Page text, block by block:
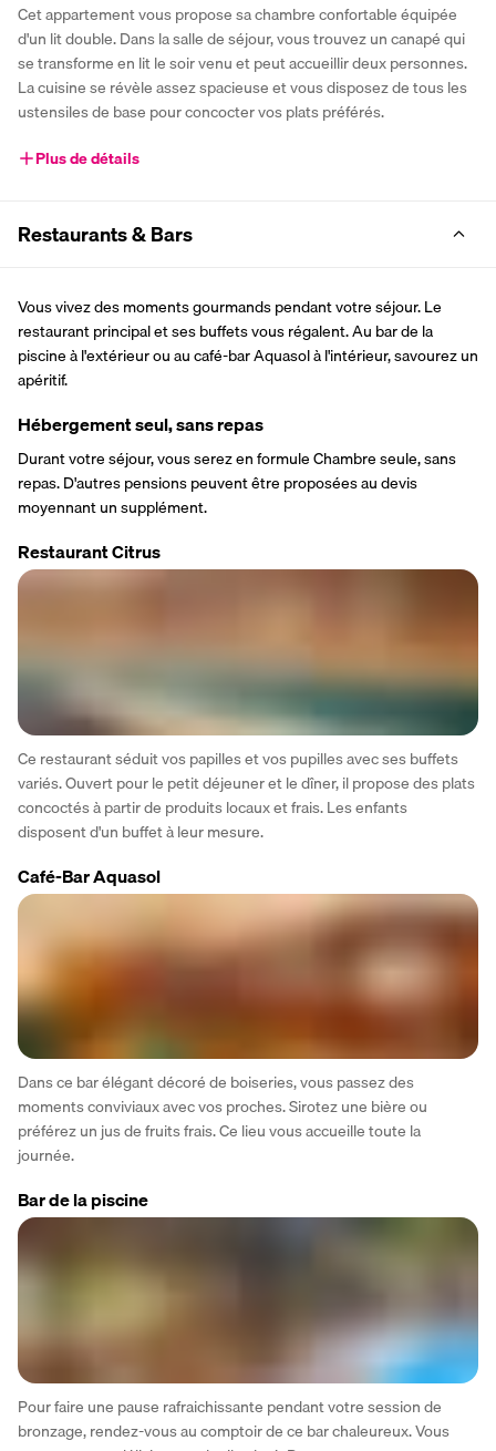
Cet appartement vous propose sa chambre confortable équipée
d'un lit double. Dans la salle de séjour, vous trouvez un canapé qui
se transforme en lit le soir venu et peut accueillir deux personnes.
La cuisine se révèle assez spacieuse et vous disposez de tous les
ustensiles de base pour concocter vos plats préférés.
Plus de détails
Restaurants & Bars
Vous vivez des moments gourmands pendant votre séjour. Le
restaurant principal et ses buffets vous régalent. Au bar de la
piscine à l'extérieur ou au café-bar Aquasol à l'intérieur, savourez un
apéritif.
Hébergement seul, sans repas
Durant votre séjour, vous serez en formule Chambre seule, sans
repas. D'autres pensions peuvent être proposées au devis
moyennant un supplément.
Restaurant Citrus
Ce restaurant séduit vos papilles et vos pupilles avec ses buffets
variés. Ouvert pour le petit déjeuner et le dîner, il propose des plats
concoctés à partir de produits locaux et frais. Les enfants
disposent d'un buffet à leur mesure.
Café-Bar Aquasol
Dans ce bar élégant décoré de boiseries, vous passez des
moments conviviaux avec vos proches. Sirotez une bière ou
préférez un jus de fruits frais. Ce lieu vous accueille toute la
journée.
Bar de la piscine
Pour faire une pause rafraichissante pendant votre session de
bronzage, rendez-vous au comptoir de ce bar chaleureux. Vous